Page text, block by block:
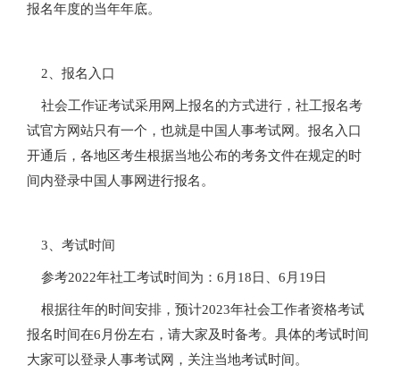
报名年度的当年年底。
2、报名入口
社会工作证考试采用网上报名的方式进行，社工报名考
试官方网站只有一个，也就是中国人事考试网。报名入口
开通后，各地区考生根据当地公布的考务文件在规定的时
间内登录中国人事网进行报名。
3、考试时间
参考2022年社工考试时间为：6月18日、6月19日
根据往年的时间安排，预计2023年社会工作者资格考试
报名时间在6月份左右，请大家及时备考。具体的考试时间
大家可以登录人事考试网，关注当地考试时间。